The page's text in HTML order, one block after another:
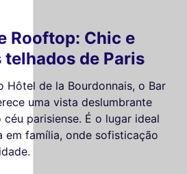
Rooftop: Chic e
de Paris
de la Bourdonnais, o Bar
uma vista deslumbrante
parisiense. É o lugar ideal
em família, onde sofisticação